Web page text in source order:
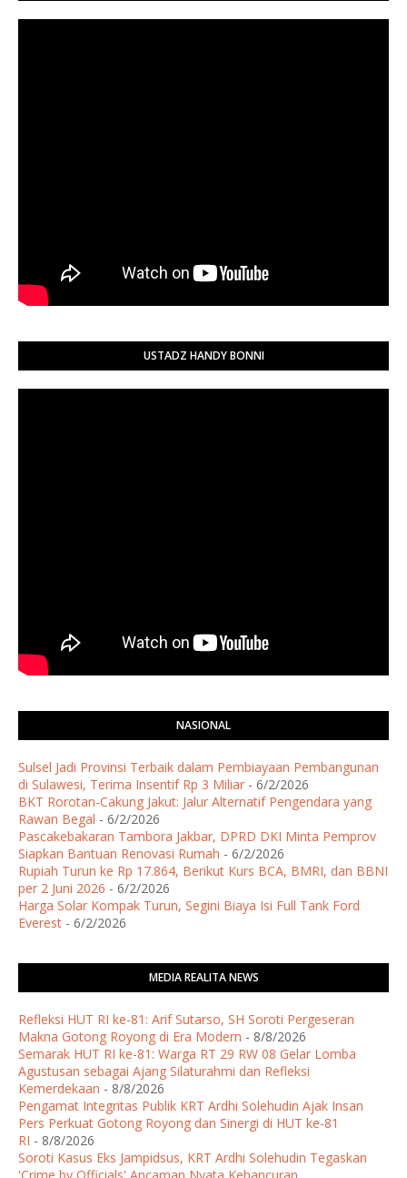
USTADZ HANDY BONNI
NASIONAL
Sulsel Jadi Provinsi Terbaik dalam Pembiayaan Pembangunan
di Sulawesi, Terima Insentif Rp 3 Miliar - 6/2/2026
BKT Rorotan-Cakung Jakut: Jalur Alternatif Pengendara yang
Rawan Begal - 6/2/2026
Pascakebakaran Tambora Jakbar, DPRD DKI Minta Pemprov
Siapkan Bantuan Renovasi Rumah - 6/2/2026
Rupiah Turun ke Rp 17.864, Berikut Kurs BCA, BMRI, dan BBNI
per 2 Juni 2026 - 6/2/2026
Harga Solar Kompak Turun, Segini Biaya Isi Full Tank Ford
Everest - 6/2/2026
MEDIA REALITA NEWS
Refleksi HUT RI ke-81: Arif Sutarso, SH Soroti Pergeseran
Makna Gotong Royong di Era Modern - 8/8/2026
Semarak HUT RI ke-81: Warga RT 29 RW 08 Gelar Lomba
Agustusan sebagai Ajang Silaturahmi dan Refleksi
Kemerdekaan - 8/8/2026
Pengamat Integritas Publik KRT Ardhi Solehudin Ajak Insan
Pers Perkuat Gotong Royong dan Sinergi di HUT ke-81
RI - 8/8/2026
Soroti Kasus Eks Jampidsus, KRT Ardhi Solehudin Tegaskan